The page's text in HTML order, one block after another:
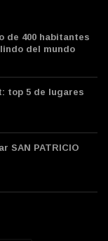
de 400 habitantes
del mundo
top 5 de lugares
SAN PATRICIO